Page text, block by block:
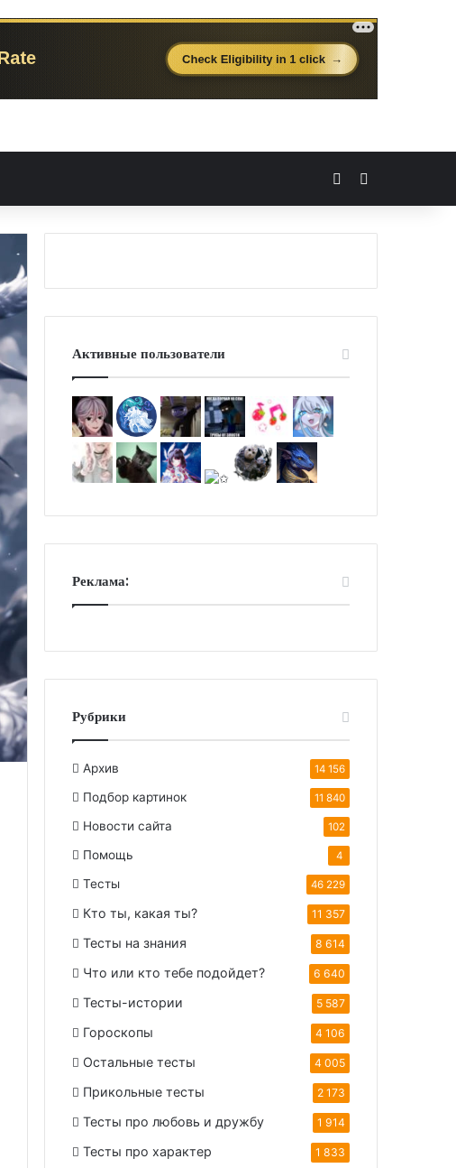
Вход
Активные пользователи
Реклама:
Рубрики
Архив 14 156
Подбор картинок 11 840
Новости сайта 102
Помощь 4
Тесты 46 229
Кто ты, какая ты? 11 357
Тесты на знания 8 614
Что или кто тебе подойдет? 6 640
Тесты-истории 5 587
Гороскопы 4 106
Остальные тесты 4 005
Прикольные тесты 2 173
Тесты про любовь и дружбу 1 914
Тесты про характер 1 833